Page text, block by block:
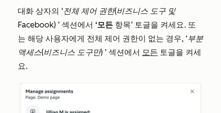
대화 상자의 ‘전체 제어 권한(비즈니스 도구 및
Facebook) ’ 섹션에서 ‘모든 항목’ 토글을 켜세요. 또
는 해당 사용자에게 전체 제어 권한이 없는 경우, ‘부분
액세스(비즈니스 도구만) ’ 섹션에서 모든 토글을 켜세
요.